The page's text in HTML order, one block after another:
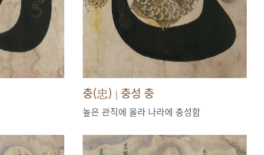
충(忠) | 충성 충
높은 관직에 올라 나라에 충성함